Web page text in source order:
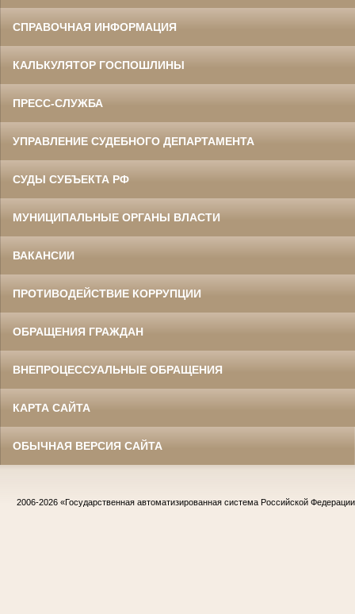
СПРАВОЧНАЯ ИНФОРМАЦИЯ
КАЛЬКУЛЯТОР ГОСПОШЛИНЫ
ПРЕСС-СЛУЖБА
УПРАВЛЕНИЕ СУДЕБНОГО ДЕПАРТАМЕНТА
СУДЫ СУБЪЕКТА РФ
МУНИЦИПАЛЬНЫЕ ОРГАНЫ ВЛАСТИ
ВАКАНСИИ
ПРОТИВОДЕЙСТВИЕ КОРРУПЦИИ
ОБРАЩЕНИЯ ГРАЖДАН
ВНЕПРОЦЕССУАЛЬНЫЕ ОБРАЩЕНИЯ
КАРТА САЙТА
ОБЫЧНАЯ ВЕРСИЯ САЙТА
2006-2026 «Государственная автоматизированная система Российской